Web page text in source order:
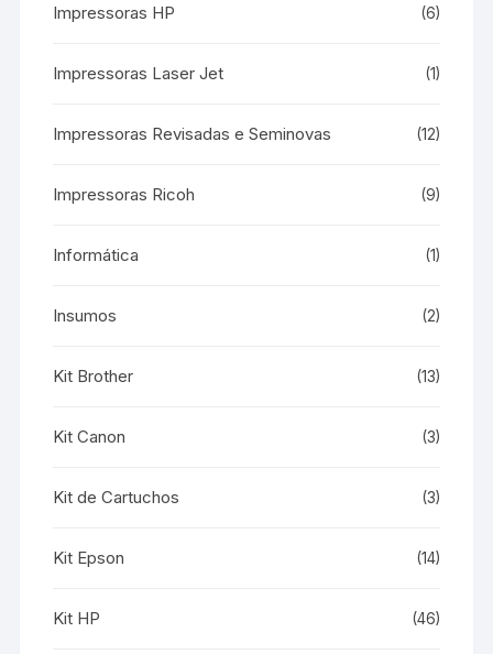
Impressoras HP (6)
Impressoras Laser Jet (1)
Impressoras Revisadas e Seminovas (12)
Impressoras Ricoh (9)
Informática (1)
Insumos (2)
Kit Brother (13)
Kit Canon (3)
Kit de Cartuchos (3)
Kit Epson (14)
Kit HP (46)